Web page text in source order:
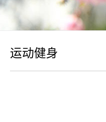
运动健身